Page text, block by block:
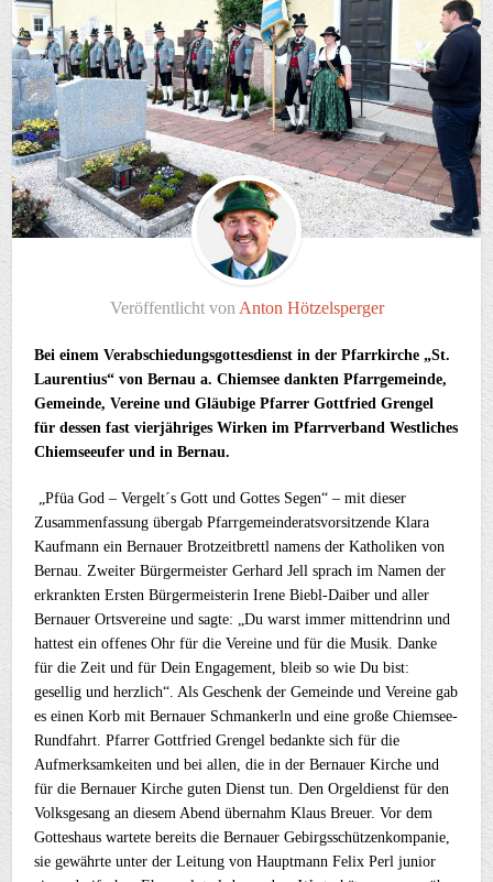
Veröffentlicht von Anton Hötzelsperger
Bei einem Verabschiedungsgottesdienst in der Pfarrkirche „St.
Laurentius“ von Bernau a. Chiemsee dankten Pfarrgemeinde,
Gemeinde, Vereine und Gläubige Pfarrer Gottfried Grengel
für dessen fast vierjähriges Wirken im Pfarrverband Westliches
Chiemseeufer und in Bernau.
„Pfüa God – Vergelt´s Gott und Gottes Segen“ – mit dieser
Zusammenfassung übergab Pfarrgemeinderatsvorsitzende Klara
Kaufmann ein Bernauer Brotzeitbrettl namens der Katholiken von
Bernau. Zweiter Bürgermeister Gerhard Jell sprach im Namen der
erkrankten Ersten Bürgermeisterin Irene Biebl-Daiber und aller
Bernauer Ortsvereine und sagte: „Du warst immer mittendrinn und
hattest ein offenes Ohr für die Vereine und für die Musik. Danke
für die Zeit und für Dein Engagement, bleib so wie Du bist:
gesellig und herzlich“. Als Geschenk der Gemeinde und Vereine gab
es einen Korb mit Bernauer Schmankerln und eine große Chiemsee-
Rundfahrt. Pfarrer Gottfried Grengel bedankte sich für die
Aufmerksamkeiten und bei allen, die in der Bernauer Kirche und
für die Bernauer Kirche guten Dienst tun. Den Orgeldienst für den
Volksgesang an diesem Abend übernahm Klaus Breuer. Vor dem
Gotteshaus wartete bereits die Bernauer Gebirgsschützenkompanie,
sie gewährte unter der Leitung von Hauptmann Felix Perl junior